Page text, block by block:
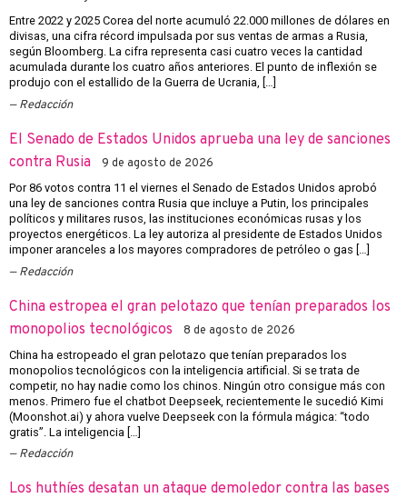
Entre 2022 y 2025 Corea del norte acumuló 22.000 millones de dólares en
divisas, una cifra récord impulsada por sus ventas de armas a Rusia,
según Bloomberg. La cifra representa casi cuatro veces la cantidad
acumulada durante los cuatro años anteriores. El punto de inflexión se
produjo con el estallido de la Guerra de Ucrania, […]
Redacción
El Senado de Estados Unidos aprueba una ley de sanciones
contra Rusia
9 de agosto de 2026
Por 86 votos contra 11 el viernes el Senado de Estados Unidos aprobó
una ley de sanciones contra Rusia que incluye a Putin, los principales
políticos y militares rusos, las instituciones económicas rusas y los
proyectos energéticos. La ley autoriza al presidente de Estados Unidos
imponer aranceles a los mayores compradores de petróleo o gas […]
Redacción
China estropea el gran pelotazo que tenían preparados los
monopolios tecnológicos
8 de agosto de 2026
China ha estropeado el gran pelotazo que tenían preparados los
monopolios tecnológicos con la inteligencia artificial. Si se trata de
competir, no hay nadie como los chinos. Ningún otro consigue más con
menos. Primero fue el chatbot Deepseek, recientemente le sucedió Kimi
(Moonshot.ai) y ahora vuelve Deepseek con la fórmula mágica: “todo
gratis”. La inteligencia […]
Redacción
Los huthíes desatan un ataque demoledor contra las bases